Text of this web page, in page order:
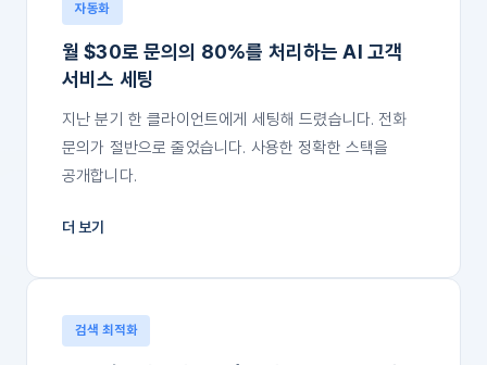
자동화
월 $30로 문의의 80%를 처리하는 AI 고객
서비스 세팅
지난 분기 한 클라이언트에게 세팅해 드렸습니다. 전화
문의가 절반으로 줄었습니다. 사용한 정확한 스택을
공개합니다.
더 보기
검색 최적화